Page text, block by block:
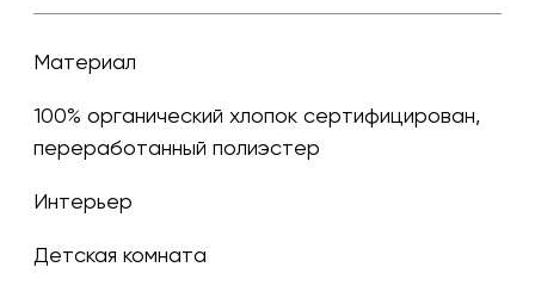
Материал
100% органический хлопок сертифицирован,
переработанный полиэстер
Интерьер
Детская комната